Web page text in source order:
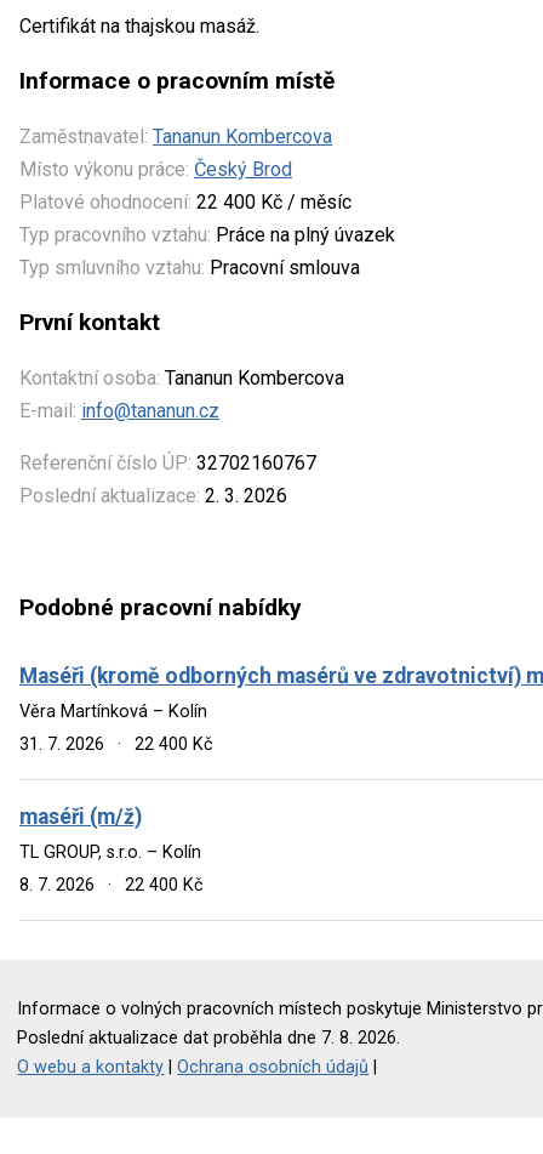
Certifikát na thajskou masáž.
Informace o pracovním místě
Zaměstnavatel: Tananun Kombercova
Místo výkonu práce: Český Brod
Platové ohodnocení: 22 400 Kč / měsíc
Typ pracovního vztahu: Práce na plný úvazek
Typ smluvního vztahu: Pracovní smlouva
První kontakt
Kontaktní osoba: Tananun Kombercova
E-mail: info@tananun.cz
Referenční číslo ÚP: 32702160767
Poslední aktualizace: 2. 3. 2026
Podobné pracovní nabídky
Maséři (kromě odborných masérů ve zdravotnictví)
Věra Martínková – Kolín
31. 7. 2026
· 22 400 Kč
maséři (m/ž)
TL GROUP, s.r.o. – Kolín
8. 7. 2026
· 22 400 Kč
Informace o volných pracovních místech poskytuje Ministerstvo
Poslední aktualizace dat proběhla dne 7. 8. 2026.
O webu a kontakty |Ochrana osobních údajů